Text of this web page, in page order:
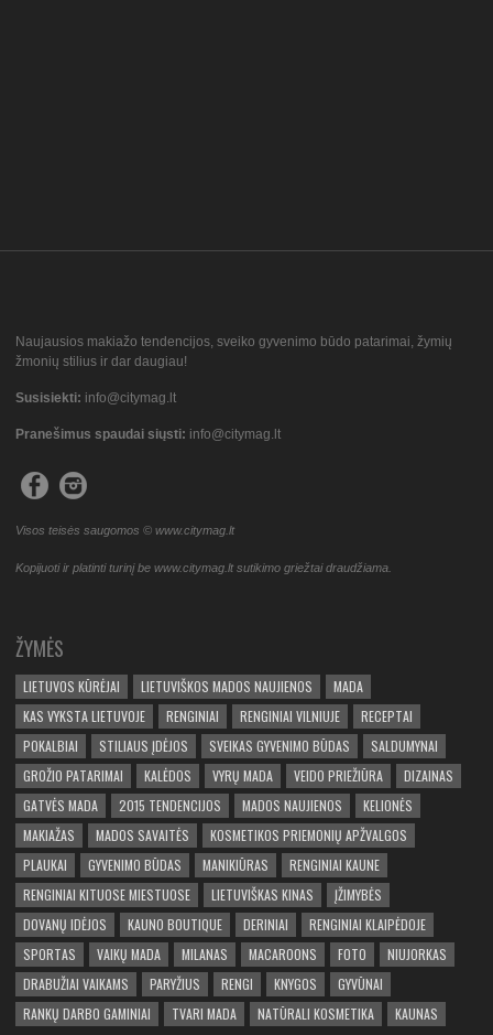
Naujausios makiažo tendencijos, sveiko gyvenimo būdo patarimai, žymių
žmonių stilius ir dar daugiau!
Susisiekti: info@citymag.lt
Pranešimus spaudai siųsti: info@citymag.lt
Visos teisės saugomos © www.citymag.lt
Kopijuoti ir platinti turinį be www.citymag.lt sutikimo griežtai draudžiama.
ŽYMĖS
LIETUVOS KŪRĖJAI LIETUVIŠKOS MADOS NAUJIENOS
MADA
KAS VYKSTA LIETUVOJE
RENGINIAI RENGINIAI VILNIUJE
RECEPTAI
POKALBIAI
STILIAUS ĮDĖJOS SVEIKAS GYVENIMO BŪDAS
SALDUMYNAI
GROŽIO PATARIMAI
KALĖDOS VYRŲ MADA VEIDO PRIEŽIŪRA
DIZAINAS
GATVĖS MADA
2015 TENDENCIJOS MADOS NAUJIENOS
KELIONĖS
MAKIAŽAS
MADOS SAVAITĖS
KOSMETIKOS PRIEMONIŲ APŽVALGOS
PLAUKAI
GYVENIMO BŪDAS MANIKIŪRAS
RENGINIAI KAUNE
RENGINIAI KITUOSE MIESTUOSE
LIETUVIŠKAS KINAS
ĮŽIMYBĖS
DOVANŲ IDĖJOS
KAUNO BOUTIQUE DERINIAI
RENGINIAI KLAIPĖDOJE
SPORTAS
VAIKŲ MADA MILANAS MACAROONS FOTO
NIUJORKAS
DRABUŽIAI VAIKAMS
PARYŽIUS RENGI KNYGOS
GYVŪNAI
RANKŲ DARBO GAMINIAI
TVARI MADA NATŪRALI KOSMETIKA KAUNAS